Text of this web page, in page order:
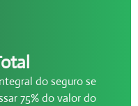
do seguro se
75% do valor do